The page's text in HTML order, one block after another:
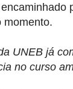
momento.
UNEB já
no curso